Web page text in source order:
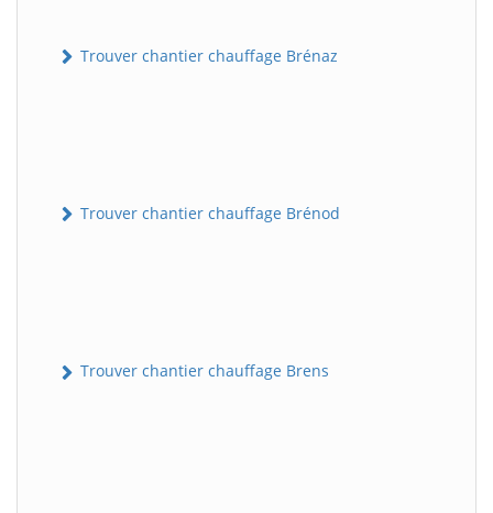
Trouver chantier chauffage Brénaz
Trouver chantier chauffage Brénod
Trouver chantier chauffage Brens